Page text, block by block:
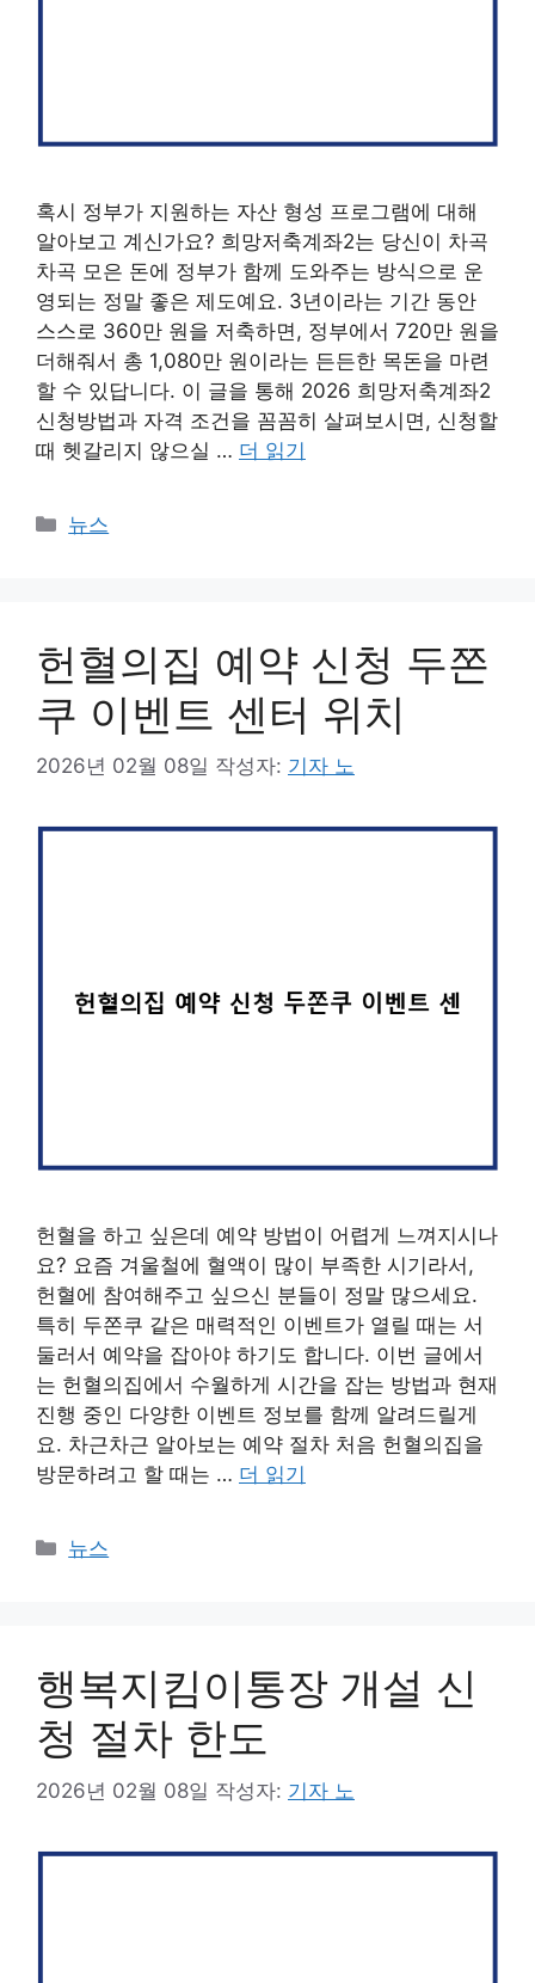
혹시 정부가 지원하는 자산 형성 프로그램에 대해
알아보고 계신가요? 희망저축계좌2는 당신이 차곡
차곡 모은 돈에 정부가 함께 도와주는 방식으로 운
영되는 정말 좋은 제도예요. 3년이라는 기간 동안
스스로 360만 원을 저축하면, 정부에서 720만 원을
더해줘서 총 1,080만 원이라는 든든한 목돈을 마련
할 수 있답니다. 이 글을 통해 2026 희망저축계좌2
신청방법과 자격 조건을 꼼꼼히 살펴보시면, 신청할
때 헷갈리지 않으실 … 더 읽기
카
뉴스
헌혈의집 예약 신청 두쫀
쿠 이벤트 센터 위치
2026년 02월 08일 작성자: 기자 노
헌혈을 하고 싶은데 예약 방법이 어렵게 느껴지시나
요? 요즘 겨울철에 혈액이 많이 부족한 시기라서,
헌혈에 참여해주고 싶으신 분들이 정말 많으세요.
특히 두쫀쿠 같은 매력적인 이벤트가 열릴 때는 서
둘러서 예약을 잡아야 하기도 합니다. 이번 글에서
는 헌혈의집에서 수월하게 시간을 잡는 방법과 현재
진행 중인 다양한 이벤트 정보를 함께 알려드릴게
요. 차근차근 알아보는 예약 절차 처음 헌혈의집을
방문하려고 할 때는 … 더 읽기
카
뉴스
행복지킴이통장 개설 신
청 절차 한도
2026년 02월 08일 작성자: 기자 노